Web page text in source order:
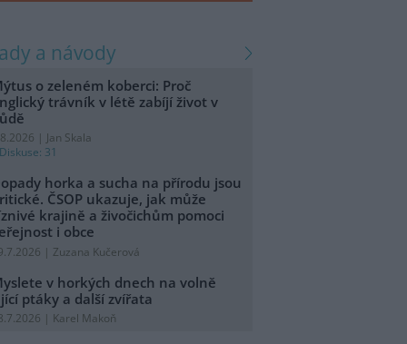
a návody
o zeleném koberci: Proč
trávník v létě zabíjí život v
| Jan Skala
Diskuse: 31
horka a sucha na přírodu jsou
ČSOP ukazuje, jak může
krajině a živočichům pomoci
i obce
| Zuzana Kučerová
v horkých dnech na volně
ptáky a další zvířata
| Karel Makoň